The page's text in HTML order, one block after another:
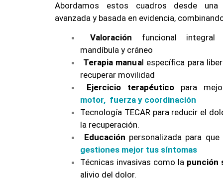
Abordamos estos cuadros desde una
avanzada y basada en evidencia,
Valoración funcional integral
mandíbula y cráneo
Terapia manual específica para
recuperar movilidad
Ejercicio terapéuticopara
motor, fuerza y coordinación
Tecnología TECAR para reducir el
la recuperación.
Educación personalizada para
gestiones mejor tus síntomas
Técnicas invasivas como la punción
alivio del dolor.